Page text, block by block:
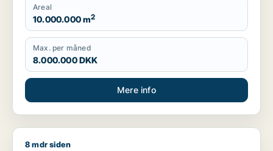
Areal
10.000.000 m2
Max. per måned
8.000.000 DKK
Mere info
Jeg søger lager eller garage til salg i Region Sjælland
8 mdr siden